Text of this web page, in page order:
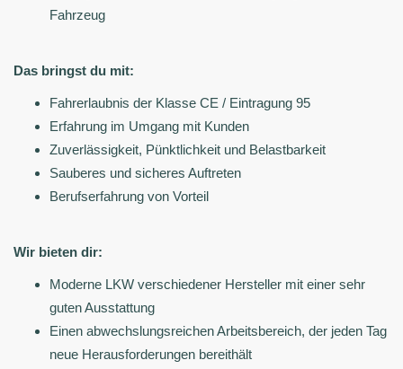
Fahrzeug
Das bringst du mit:
Fahrerlaubnis der Klasse CE / Eintragung 95
Erfahrung im Umgang mit Kunden
Zuverlässigkeit, Pünktlichkeit und Belastbarkeit
Sauberes und sicheres Auftreten
Berufserfahrung von Vorteil
Wir bieten dir:
Moderne LKW verschiedener Hersteller mit einer sehr
guten Ausstattung
Einen abwechslungsreichen Arbeitsbereich, der jeden Tag
neue Herausforderungen bereithält